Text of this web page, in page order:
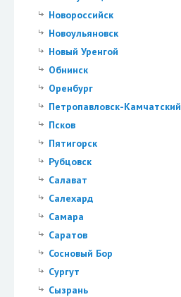
Новороссийск
Новоульяновск
Новый Уренгой
Обнинск
Оренбург
Петропавловск-Камчатский
Псков
Пятигорск
Рубцовск
Салават
Салехард
Самара
Саратов
Сосновый Бор
Сургут
Сызрань